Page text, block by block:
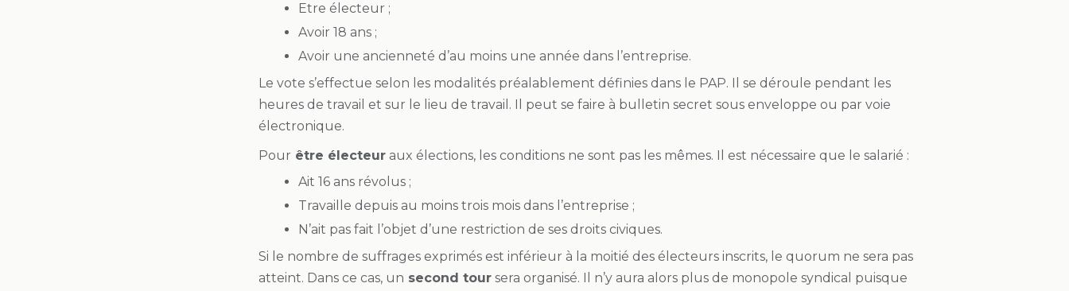
Etre électeur ;
Avoir 18 ans ;
Avoir une ancienneté d’au moins une année dans l’entreprise.
Le vote s’effectue selon les modalités préalablement définies dans le PAP. Il se déroule pendant les
heures de travail et sur le lieu de travail. Il peut se faire à bulletin secret sous enveloppe ou par voie
électronique.
Pour être électeur aux élections, les conditions ne sont pas les mêmes. Il est nécessaire que le salarié :
Ait 16 ans révolus ;
Travaille depuis au moins trois mois dans l’entreprise ;
N’ait pas fait l’objet d’une restriction de ses droits civiques.
Si le nombre de suffrages exprimés est inférieur à la moitié des électeurs inscrits, le quorum ne sera pas
atteint. Dans ce cas, un second tour sera organisé. Il n’y aura alors plus de monopole syndical puisque